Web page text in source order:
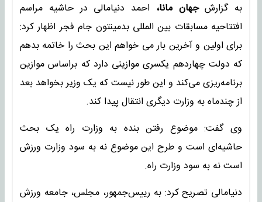
به گزارشجهان مانا، احمد دنیامالی در حاشیه مراسم
افتتاحیه مسابقات بین المللی بدمینتون جام فجر اظهار کرد:
برای اولین و آخرین بار می خواهم این بحث را خاتمه بدهم
که دولت چهاردهم یکسری موازینی دارد که براساس موازین
برنامه‌ریزی می‌کند و این طور نیست که یک وزیر بخواهد بعد
از چندماه به وزارت دیگری انتقال پیدا کند.
وی گفت: موضوع رفتن بنده به وزارت راه یک بحث
حاشیه‌ای است و طرح این موضوع نه به سود وزارت ورزش
است نه به سود وزارت راه.
دنیامالی تصریح کرد: به رییس‌جمهور، مجلس، جامعه ورزش